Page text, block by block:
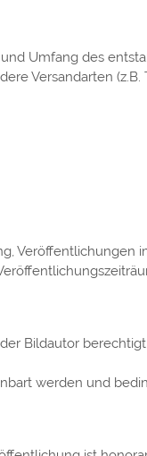
Umfang des
Versandarten (z.B.
Veröffentlichungen
Bildautor
werden und